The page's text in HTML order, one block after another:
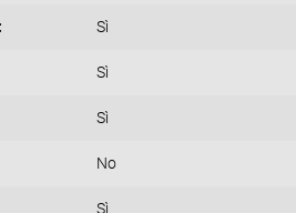
Sì
Sì
Sì
No
Sì